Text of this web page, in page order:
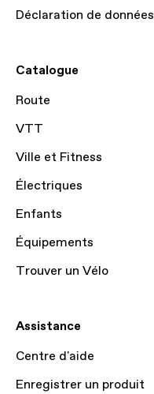
Déclaration de données
Catalogue
Route
VTT
Ville et Fitness
Électriques
Enfants
Équipements
Trouver un Vélo
Assistance
Centre d'aide
Enregistrer un produit